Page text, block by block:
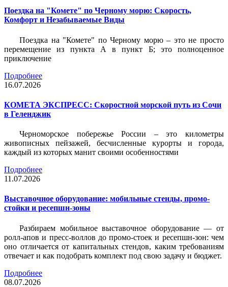
Поездка на "Комете" по Черному морю: Скорость,
Комфорт и Незабываемые Виды
Поездка на "Комете" по Черному морю – это не просто
перемещение из пункта А в пункт Б; это полноценное
приключение
Подробнее
16.07.2026
КОМЕТА ЭКСПРЕСС: Скоростной морской путь из Сочи
в Геленджик
Черноморское побережье России – это километры
живописных пейзажей, бесчисленные курорты и города,
каждый из которых манит своими особенностями
Подробнее
11.07.2026
Выставочное оборудование: мобильные стенды, промо-
стойки и ресепшн-зоны
Разбираем мобильное выставочное оборудование — от
ролл-апов и пресс-воллов до промо-стоек и ресепшн-зон: чем
оно отличается от капитальных стендов, каким требованиям
отвечает и как подобрать комплект под свою задачу и бюджет.
Подробнее
08.07.2026